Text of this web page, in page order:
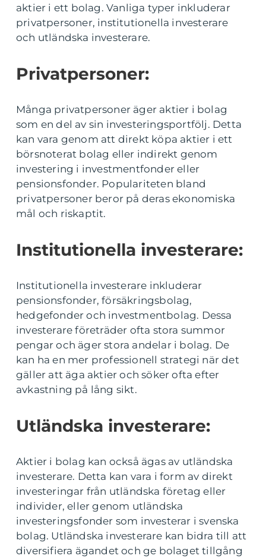
aktier i ett bolag. Vanliga typer inkluderar
privatpersoner, institutionella investerare
och utländska investerare.
Privatpersoner:
Många privatpersoner äger aktier i bolag
som en del av sin investeringsportfölj. Detta
kan vara genom att direkt köpa aktier i ett
börsnoterat bolag eller indirekt genom
investering i investmentfonder eller
pensionsfonder. Populariteten bland
privatpersoner beror på deras ekonomiska
mål och riskaptit.
Institutionella investerare:
Institutionella investerare inkluderar
pensionsfonder, försäkringsbolag,
hedgefonder och investmentbolag. Dessa
investerare företräder ofta stora summor
pengar och äger stora andelar i bolag. De
kan ha en mer professionell strategi när det
gäller att äga aktier och söker ofta efter
avkastning på lång sikt.
Utländska investerare:
Aktier i bolag kan också ägas av utländska
investerare. Detta kan vara i form av direkt
investeringar från utländska företag eller
individer, eller genom utländska
investeringsfonder som investerar i svenska
bolag. Utländska investerare kan bidra till att
diversifiera ägandet och ge bolaget tillgång